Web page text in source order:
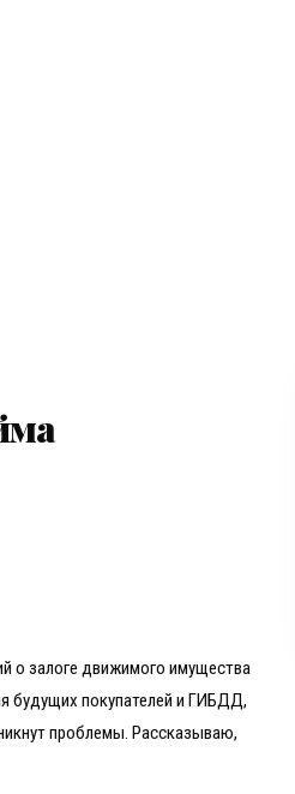
о залоге движимого имущества
будущих покупателей и ГИБДД,
проблемы. Рассказываю,